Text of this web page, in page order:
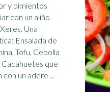
y pimientos
con un aliño
Una
Ensalada de
Tofu, Cebolla
Cacahuetes que
con un adere ...